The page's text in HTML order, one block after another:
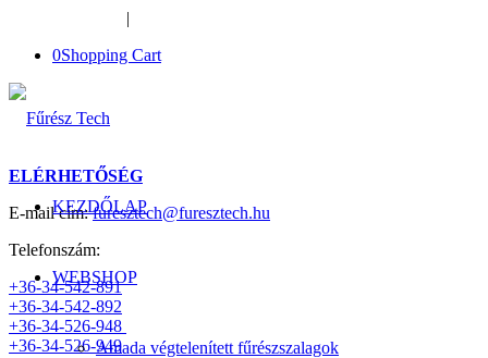
|
0Shopping Cart
KEZDŐLAP
WEBSHOP
Amada végtelenített fűrészszalagok
ELÉRHETŐSÉG
E-mail cím:furesztech@furesztech.hu
Telefonszám:
+36-34-542-891
+36-34-542-892
+36-34-526-948
+36-34-526-949